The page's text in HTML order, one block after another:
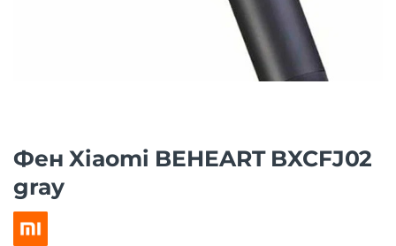
Фен Xiaomi BEHEART BXCFJ02
gray